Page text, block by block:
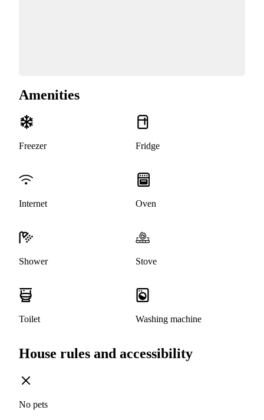
Amenities
Freezer Fridge
Internet Oven
Shower Stove
Toilet Washing machine
House rules and accessibility
No pets